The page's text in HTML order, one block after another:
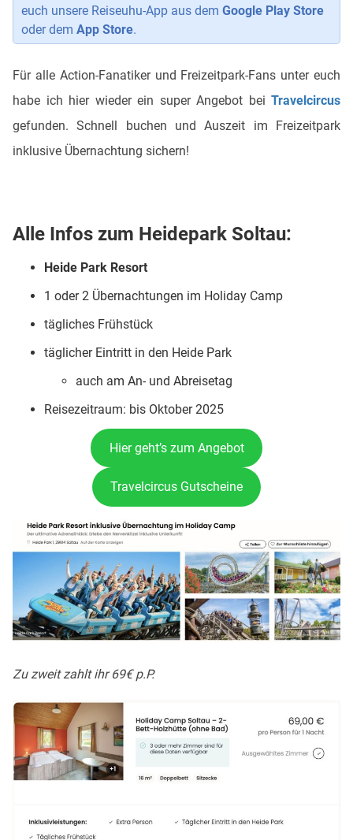
euch unsere Reiseuhu-App aus dem Google Play Store
oder dem App Store.
Für alle Action-Fanatiker und Freizeitpark-Fans unter euch
habe ich hier wieder ein super Angebot bei Travelcircus
gefunden. Schnell buchen und Auszeit im Freizeitpark
inklusive Übernachtung sichern!
Alle Infos zum Heidepark Soltau:
Heide Park Resort
1 oder 2 Übernachtungen im Holiday Camp
tägliches Frühstück
täglicher Eintritt in den Heide Park
auch am An- und Abreisetag
Reisezeitraum: bis Oktober 2025
Hier geht’s zum Angebot
Travelcircus Gutscheine
Zu zweit zahlt ihr 69€ p.P.